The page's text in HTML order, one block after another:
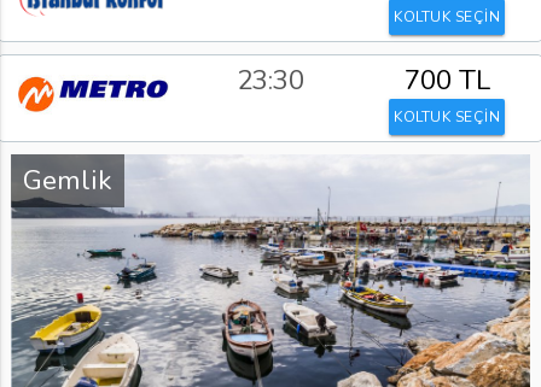
KOLTUK SEÇİN
23:30 700 TL
KOLTUK SEÇİN
Gemlik